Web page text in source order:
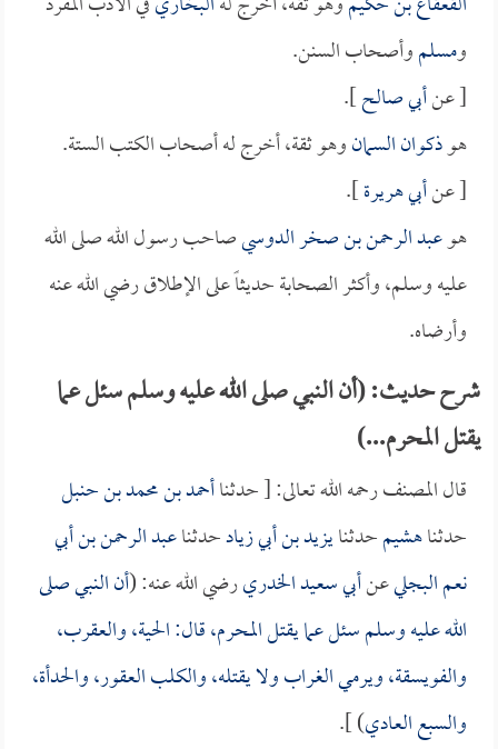
ومسلموأصحاب السنن.
[ عنأبي صالح].
هوذكوان السمانوهو ثقة، أخرج له أصحاب الكتب الستة.
[ عنأبي هريرة].
هوعبد الرحمن بن صخر الدوسيصاحب رسول الله صلى الله
عليه وسلم، وأكثر الصحابة حديثاً على الإطلاق رضي الله عنه
وأرضاه.
شرح حديث: (أن النبي صلى الله عليه وسلم سئل عما
يقتل المحرم...)
قال المصنف رحمه الله تعالى: [ حدثناأحمد بن محمد بن حنبل
حدثناهشيمحدثنايزيد بن أبي زيادحدثناعبد الرحمن بن أبي
نعم البجليعنأبي سعيد الخدريرضي الله عنه: (أن النبي صلى
الله عليه وسلم سئل عما يقتل المحرم، قال: الحية، والعقرب،
والفويسقة، ويرمي الغراب ولا يقتله، والكلب العقور، والحدأة،
والسبع العادي) ].